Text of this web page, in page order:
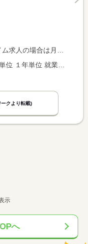
の場合は時間額を表示しています。
変形労働時間制 変形労働時間制の単位 １年単位 就業時間１ 8時30分〜18時00分 又は 18時00分〜3時30分 就業時間に関する特記事項 ＊年間２０７９．５時間で調整 <BR> １日の所定労働時間が、８．５時間（週平均４０時間） <BR> <BR> 印刷オペレーターは、機械により夜勤もあります（１８歳以上）
クより転載)
示
へ